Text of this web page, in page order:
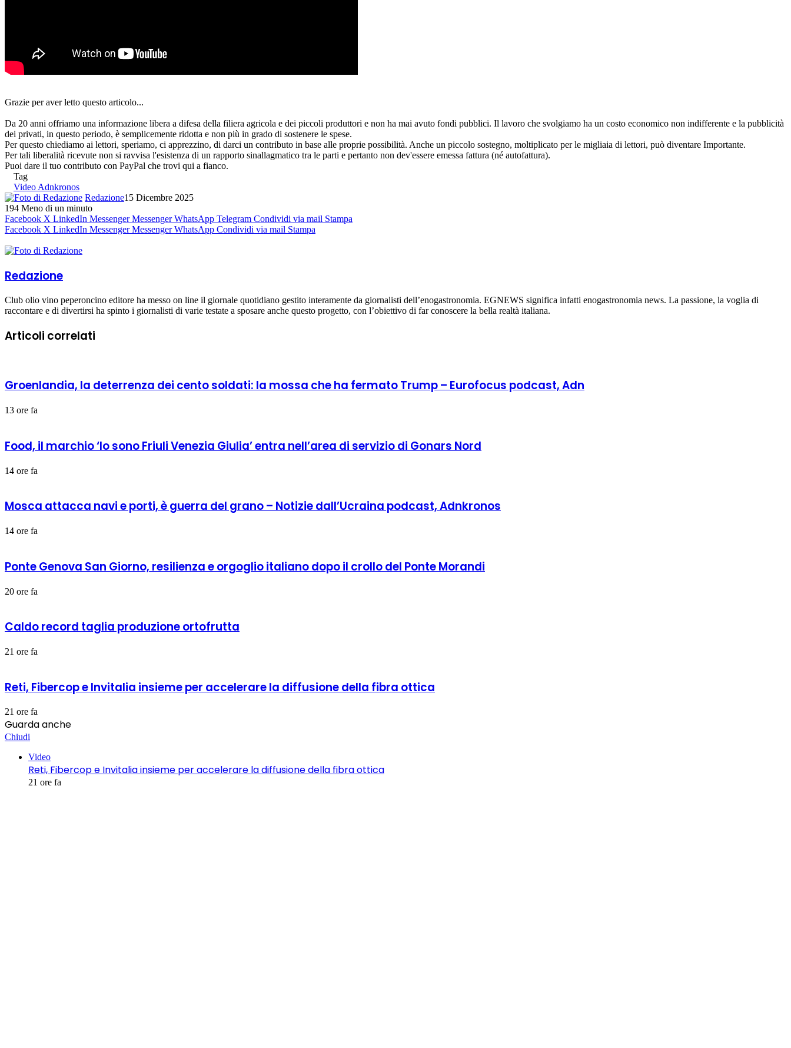
Grazie per aver letto questo articolo...
Da 20 anni offriamo una informazione libera a difesa della filiera agricola e dei piccoli produttori e non ha mai avuto fondi pubblici. Il lavoro che svolgiamo ha un costo economico non indifferente e la pubblicità
dei privati, in questo periodo, è semplicemente ridotta e non più in grado di sostenere le spese.
Per questo chiediamo ai lettori, speriamo, ci apprezzino, di darci un contributo in base alle proprie possibilità. Anche un piccolo sostegno, moltiplicato per le migliaia di lettori, può diventare Importante.
Per tali liberalità ricevute non si ravvisa l'esistenza di un rapporto sinallagmatico tra le parti e pertanto non dev'essere emessa fattura (né autofattura).
Puoi dare il tuo contributo con PayPal che trovi qui a fianco.
Tag
Video Adnkronos
Redazione15 Dicembre 2025
194 Meno di un minuto
Facebook X LinkedIn Messenger Messenger WhatsApp Telegram Condividi via mail Stampa
Facebook X LinkedIn Messenger Messenger WhatsApp Condividi via mail Stampa
Redazione
Club olio vino peperoncino editore ha messo on line il giornale quotidiano gestito interamente da giornalisti dell’enogastronomia. EGNEWS significa infatti enogastronomia news. La passione, la voglia di
raccontare e di divertirsi ha spinto i giornalisti di varie testate a sposare anche questo progetto, con l’obiettivo di far conoscere la bella realtà italiana.
Articoli correlati
Groenlandia, la deterrenza dei cento soldati: la mossa che ha fermato Trump – Eurofocus podcast, Adn
13 ore fa
Food, il marchio ‘Io sono Friuli Venezia Giulia’ entra nell’area di servizio di Gonars Nord
14 ore fa
Mosca attacca navi e porti, è guerra del grano – Notizie dall’Ucraina podcast, Adnkronos
14 ore fa
Ponte Genova San Giorno, resilienza e orgoglio italiano dopo il crollo del Ponte Morandi
20 ore fa
Caldo record taglia produzione ortofrutta
21 ore fa
Reti, Fibercop e Invitalia insieme per accelerare la diffusione della fibra ottica
21 ore fa
Guarda anche
Chiudi
Video
Reti, Fibercop e Invitalia insieme per accelerare la diffusione della fibra ottica
21 ore fa